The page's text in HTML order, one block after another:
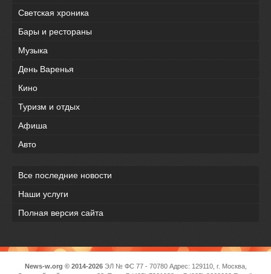
Светская хроника
Бары и рестораны
Музыка
День Варенья
Кино
Туризм и отдых
Афиша
Авто
Все последние новости
Наши услуги
Полная версия сайта
News-w.org © 2014-2026ЭЛ № ФС 77 - 70780 Адрес: 129110, г. Москва,